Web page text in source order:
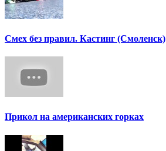
Смех без правил. Кастинг (Смоленск)
Прикол на американских горках